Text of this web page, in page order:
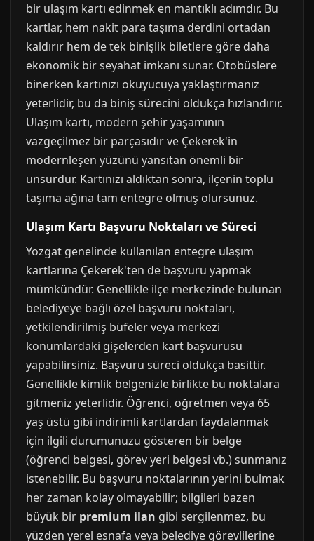
bir ulaşım kartı edinmek en mantıklı adımdır. Bu
kartlar, hem nakit para taşıma derdini ortadan
kaldırır hem de tek binişlik biletlere göre daha
ekonomik bir seyahat imkanı sunar. Otobüslere
binerken kartınızı okuyucuya yaklaştırmanız
yeterlidir, bu da biniş sürecini oldukça hızlandırır.
Ulaşım kartı, modern şehir yaşamının
vazgeçilmez bir parçasıdır ve Çekerek'in
modernleşen yüzünü yansıtan önemli bir
unsurdur. Kartınızı aldıktan sonra, ilçenin toplu
taşıma ağına tam entegre olmuş olursunuz.
Ulaşım Kartı Başvuru Noktaları ve Süreci
Yozgat genelinde kullanılan entegre ulaşım
kartlarına Çekerek'ten de başvuru yapmak
mümkündür. Genellikle ilçe merkezinde bulunan
belediyeye bağlı özel başvuru noktaları,
yetkilendirilmiş büfeler veya merkezi
konumlardaki gişelerden kart başvurusu
yapabilirsiniz. Başvuru süreci oldukça basittir.
Genellikle kimlik belgenizle birlikte bu noktalara
gitmeniz yeterlidir. Öğrenci, öğretmen veya 65
yaş üstü gibi indirimli kartlardan faydalanmak
için ilgili durumunuzu gösteren bir belge
(öğrenci belgesi, görev yeri belgesi vb.) sunmanız
istenebilir. Bu başvuru noktalarının yerini bulmak
her zaman kolay olmayabilir; bilgileri bazen
büyük bir premium ilan gibi sergilenmez, bu
yüzden yerel esnafa veya belediye görevlilerine